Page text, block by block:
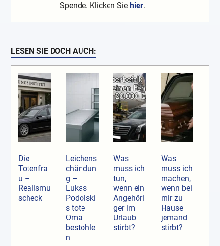
Spende. Klicken Siehier.
LESEN SIE DOCH AUCH:
Die
Totenfra
u –
Realismu
scheck
Leichens
chändun
g –
Lukas
Podolski
s tote
Oma
bestohle
n
Was
muss ich
tun,
wenn ein
Angehöri
ger im
Urlaub
stirbt?
Was
muss ich
machen,
wenn bei
mir zu
Hause
jemand
stirbt?